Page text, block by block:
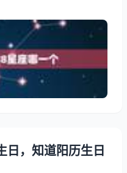
回事？其实怎么知道自
看如何查自己的星座，
自己是88星座哪一个
己的星座最准确 步：
，其次在一—对照你是
己的阴历
日，知道阳历生日